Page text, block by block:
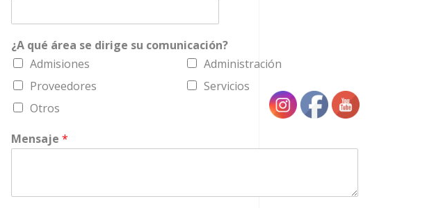
¿A qué área se dirige su comunicación?
Admisiones
Administración
Proveedores
Servicios
Otros
Mensaje *